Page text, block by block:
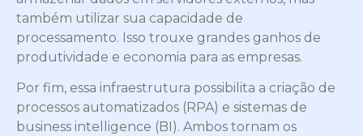
também utilizar sua capacidade de
processamento. Isso trouxe grandes ganhos de
produtividade e economia para as empresas.
Por fim, essa infraestrutura possibilita a criação de
processos automatizados (RPA) e sistemas de
business intelligence (BI). Ambos tornam os